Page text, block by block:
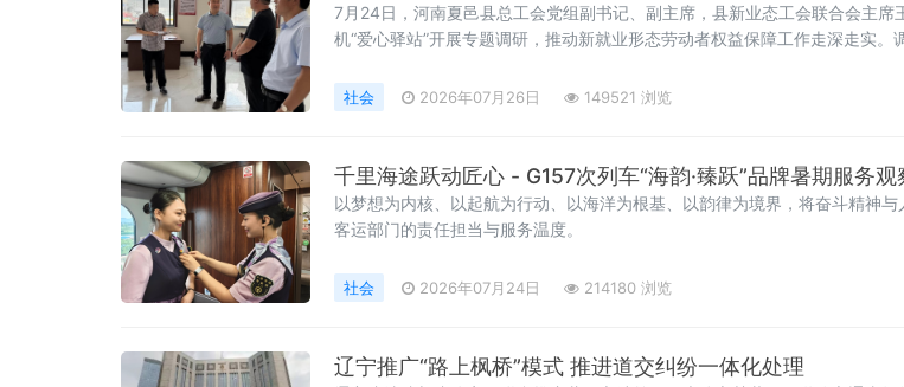
7月24日，河南夏邑县总工会党组副书记、副主席，县新业态工会联合会主席
机“爱心驿站”开展专题调研，推动新就业形态劳动者权益保障工作走深走实。
物流园区建设，部分站点还增设淋浴间、洗衣区、阅读角及法
社会 2026年07月26日 149521 浏览
千里海途跃动匠心 - G157次列车“海韵·臻跃”品牌暑期服务观
以梦想为内核、以起航为行动、以海洋为根基、以韵律为境界，将奋斗精神
客运部门的责任担当与服务温度。
社会 2026年07月24日 214180 浏览
辽宁推广“路上枫桥”模式 推进道交纠纷一体化处理